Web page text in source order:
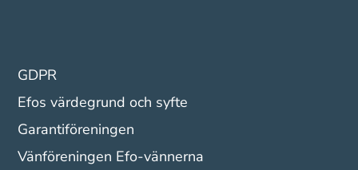
GDPR
Efos värdegrund och syfte
Garantiföreningen
Vänföreningen Efo-vännerna